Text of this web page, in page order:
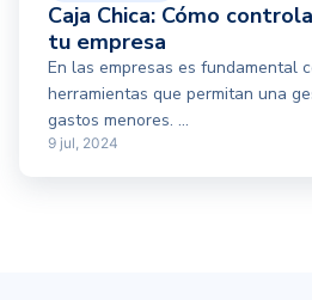
Caja Chica: Cómo
tu empresa
En las empresas es fundamental
herramientas que permitan una
gastos menores. ...
9 jul, 2024